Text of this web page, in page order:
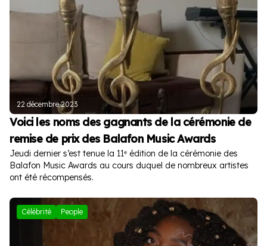
22 décembre 2023
Voici les noms des gagnants de la cérémonie de
remise de prix des Balafon Music Awards
Jeudi dernier s’est tenue la 11ᵉ édition de la cérémonie des
Balafon Music Awards au cours duquel de nombreux artistes
ont été récompensés.
Célébrité People